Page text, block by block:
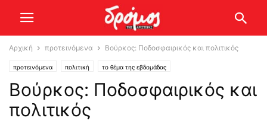
Αρχική προτεινόμενα Βούρκος: Ποδοσφαιρικός και πολιτικός
προτεινόμενα πολιτική το θέμα της εβδομάδας
Βούρκος: Ποδοσφαιρικός και
πολιτικός